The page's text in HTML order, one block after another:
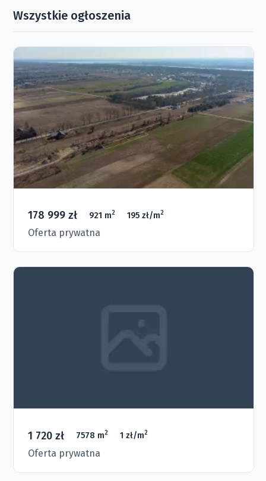
Wszystkie ogłoszenia
178 999 zł 921 m2 195 zł/m2
Oferta prywatna
1 720 zł 7578 m2 1 zł/m2
Oferta prywatna